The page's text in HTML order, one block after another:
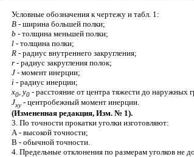
Условные обозначения к чертежу и табл. 1:
В - ширина большей полки;
b - толщина меньшей полки;
l - толщина полки;
R -радиус внутреннего закругления;
r - радиус закругления полок;
J -момент инерции;
i- радиус инерции;
x0, y0- расстояние от центра тяжести до наружных
Jxy - центробежный момент инерции.
(Измененная редакция, Изм. № 1).
3. По точности прокатки уголки изготовляют:
А -высокой точности;
В - обычной точности.
4. Предельные отклонения по размерам уголков не